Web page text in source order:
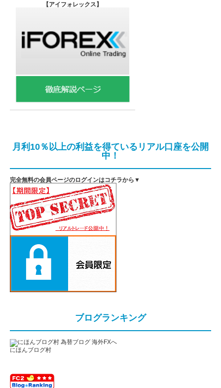
【アイフォレックス】
月利10％以上の利益を得ているリアル口座を公開
中！
完全無料の会員ページのログインはコチラから▼
ブログランキング
にほんブログ村